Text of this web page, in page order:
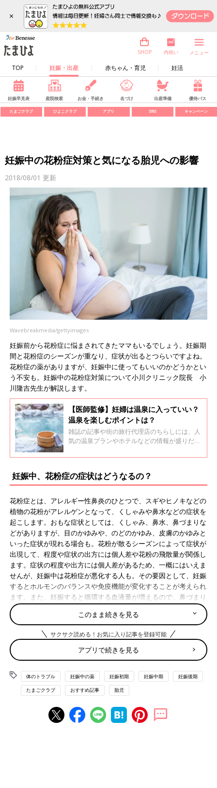
×
TOP 妊娠・出産 赤ちゃん・育児 妊活
SHOP 内祝い メニュー
妊娠早見表 産院検索 お金・手続き 名づけ 出産準備 優待パス
たまごクラブ ひよこクラブ アプリ SNS キャンペーン
妊娠中の花粉症対策と気になる胎児への影響
2018/08/01 更新
Wavebreakmedia/gettyimages
妊娠前から花粉症に悩まされてきたママもいるでしょう。妊娠期
間と花粉症のシーズンが重なり、症状が出るとつらいですよね。
花粉症の薬がありますが、妊娠中に使ってもいいのかどうかとい
う不安も。妊娠中の花粉症対策について小川クリニック院長 小
川隆吉先生が解説します。
【医師監修】妊婦は温泉に入っていい？
温泉を楽しむポイントは？
雑誌の記事や街の旅行代理店のちらしには、人
気の温泉プランやホテルなどの情報が盛りだく
なかの赤ちゃんに影響しないのか？ 温泉旅行
るところ。妊娠中の温泉について、疑問や不安
におこたえします！
妊娠中、花粉症の症状はどうなるの？
花粉症とは、アレルギー性鼻炎のひとつで、スギやヒノキなどの
植物の花粉がアレルゲンとなって、くしゃみや鼻水などの症状を
起こします。おもな症状としては、くしゃみ、鼻水、鼻づまりな
どがありますが、目のかゆみや、のどのかゆみ、皮膚のかゆみと
いった症状が現れる場合も。花粉が散るシーズンによって症状が
出現して、程度や症状の出方には個人差や花粉の飛散量が関係し
ます。症状の程度や出方には個人差があるため、一概にはいえま
せんが、妊娠中は花粉症が悪化する人も。その要因として、妊娠
するとホルモンのバランスや免疫機能が変化することが考えられ
ます。また、妊娠すると循環する血液量が増えるので、鼻づまり
がひどくなる場合もあります。妊娠中はそうでなくても体調の変
化があり、大変な時期。花粉症が重なるのはつらいものです。シ
ーズンが始まる前から対策を考えておくことが大切です。
花粉症だと赤ちゃんになにか影響はあるの？
このまま続きを見る
サクサク読める！お気に入り記事を登録可能
アプリで続きを見る
体のトラブル 妊娠中の薬 妊娠初期 妊娠中期 妊娠後期
たまごクラブ おすすめ記事 胎児